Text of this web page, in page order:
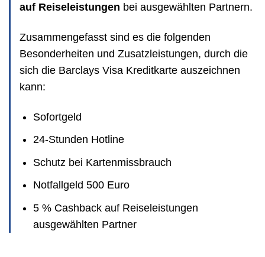
auf Reiseleistungen bei ausgewählten Partnern.
Zusammengefasst sind es die folgenden
Besonderheiten und Zusatzleistungen, durch die
sich die Barclays Visa Kreditkarte auszeichnen
kann:
Sofortgeld
24-Stunden Hotline
Schutz bei Kartenmissbrauch
Notfallgeld 500 Euro
5 % Cashback auf Reiseleistungen
ausgewählten Partner